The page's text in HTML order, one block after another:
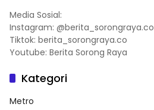
Media Sosial:
Instagram: @berita_sorongraya.co
Tiktok: berita_sorongraya.co
Youtube: Berita Sorong Raya
Kategori
Metro